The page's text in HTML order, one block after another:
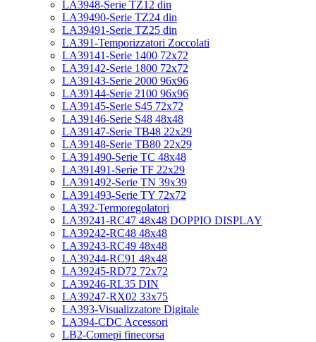
LA3948-Serie TZ12 din
LA39490-Serie TZ24 din
LA39491-Serie TZ25 din
LA391-Temporizzatori Zoccolati
LA39141-Serie 1400 72x72
LA39142-Serie 1800 72x72
LA39143-Serie 2000 96x96
LA39144-Serie 2100 96x96
LA39145-Serie S45 72x72
LA39146-Serie S48 48x48
LA39147-Serie TB48 22x29
LA39148-Serie TB80 22x29
LA391490-Serie TC 48x48
LA391491-Serie TF 22x29
LA391492-Serie TN 39x39
LA391493-Serie TY 72x72
LA392-Termoregolatori
LA39241-RC47 48x48 DOPPIO DISPLAY
LA39242-RC48 48x48
LA39243-RC49 48x48
LA39244-RC91 48x48
LA39245-RD72 72x72
LA39246-RL35 DIN
LA39247-RX02 33x75
LA393-Visualizzatore Digitale
LA394-CDC Accessori
LB2-Comepi finecorsa